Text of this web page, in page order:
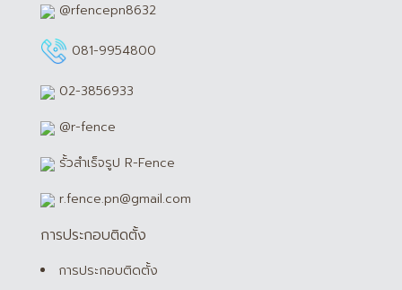
@rfencepn8632
081-9954800
02-3856933
@r-fence
รั้วสำเร็จรูป R-Fence
r.fence.pn@gmail.com
การประกอบติดตั้ง
การประกอบติดตั้ง